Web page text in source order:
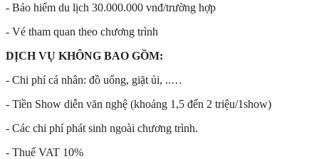
- Bảo hiểm du lịch 30.000.000 vnđ/trường hợp
- Vé tham quan theo chương trình
DỊCH VỤ KHÔNG BAO GỒM:
- Chi phí cá nhân: đồ uống, giặt ủi, ..…
- Tiền Show diễn văn nghệ (khoảng 1,5 đến 2 triệu/1show)
- Các chi phí phát sinh ngoài chương trình.
- Thuế VAT 10%